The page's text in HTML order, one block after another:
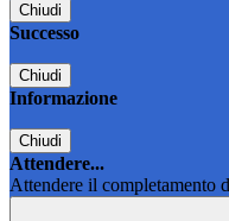
Chiudi
Successo
Chiudi
Informazione
Chiudi
Attendere...
Attendere il completamento